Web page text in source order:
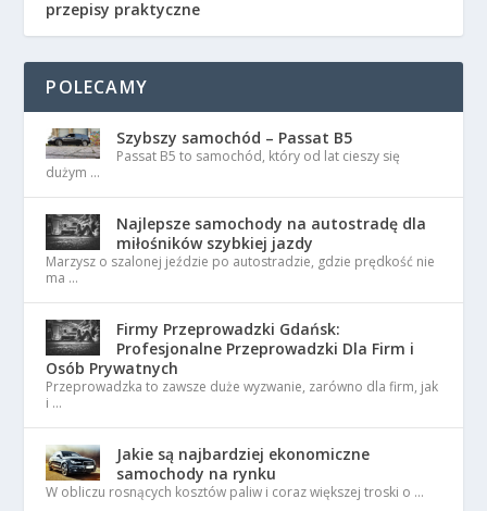
przepisy praktyczne
POLECAMY
Szybszy samochód – Passat B5
Passat B5 to samochód, który od lat cieszy się
dużym …
Najlepsze samochody na autostradę dla
miłośników szybkiej jazdy
Marzysz o szalonej jeździe po autostradzie, gdzie prędkość nie
ma …
Firmy Przeprowadzki Gdańsk:
Profesjonalne Przeprowadzki Dla Firm i
Osób Prywatnych
Przeprowadzka to zawsze duże wyzwanie, zarówno dla firm, jak
i …
Jakie są najbardziej ekonomiczne
samochody na rynku
W obliczu rosnących kosztów paliw i coraz większej troski o …